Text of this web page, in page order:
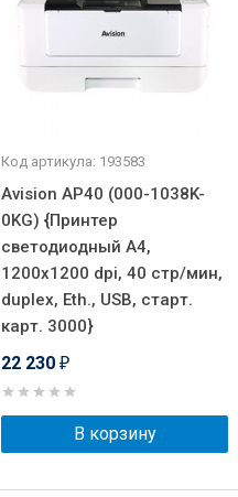
Код артикула: 193583
Avision AP40 (000-1038K-
0KG) {Принтер
светодиодный A4,
1200x1200 dpi, 40 стр/мин,
duplex, Eth., USB, старт.
карт. 3000}
22 230 ₽
В корзину